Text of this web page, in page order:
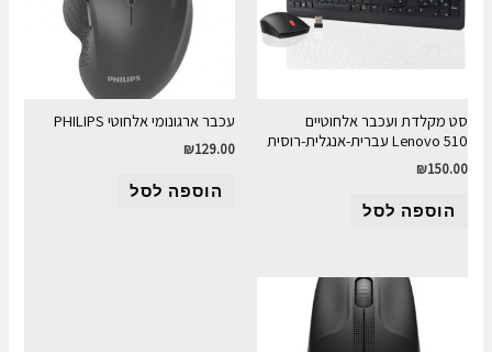
סט מקלדת ועכבר אלחוטיים
Lenovo 510 עברית-אנגלית-רוסית
₪150.00
הוספה לסל
עכבר ארגונומי אלחוטי PHILIPS
₪129.00
הוספה לסל